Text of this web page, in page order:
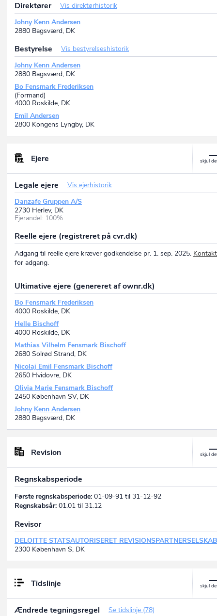
Direktører
Vis direktørhistorik
Johny Kenn Andersen
2880 Bagsværd, DK
Bestyrelse
Vis bestyrelseshistorik
Johny Kenn Andersen
2880 Bagsværd, DK
Bo Fensmark Frederiksen
(Formand)
4000 Roskilde, DK
Emil Andersen
2800 Kongens Lyngby, DK
Ejere
Legale ejere
Vis ejerhistorik
Danzafe Gruppen A/S
2730 Herlev, DK
Ejerandel: 100%
Reelle ejere (registreret på cvr.dk)
Adgang til reelle ejere kræver godkendelse pr. 1. sep. 2025.
for adgang.
Ultimative ejere (genereret af ownr.dk)
Bo Fensmark Frederiksen
4000 Roskilde, DK
Helle Bischoff
4000 Roskilde, DK
Mathias Vilhelm Fensmark Bischoff
2680 Solrød Strand, DK
Nicolaj Emil Fensmark Bischoff
2650 Hvidovre, DK
Olivia Marie Fensmark Bischoff
2450 København SV, DK
Johny Kenn Andersen
2880 Bagsværd, DK
Revision
Regnskabsperiode
Første regnskabsperiode: 01-09-91 til 31-12-92
Regnskabsår: 01.01 til 31.12
Revisor
DELOITTE STATSAUTORISERET REVISIONSPARTNERSELSKAB
2300 København S, DK
Tidslinje
Ændrede tegningsregel
Se tidslinje (78)